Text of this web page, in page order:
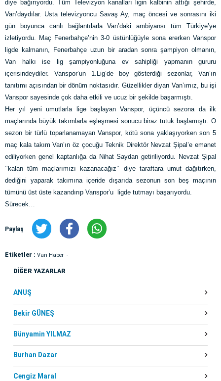
diye bağırıyordu. Tüm Televizyon kanalları ligin kalbinin attığı şehirde,
Van’daydılar. Usta televizyoncu Savaş Ay, maç öncesi ve sonrasını iki
gün boyunca canlı bağlantılarla Van’daki ambiyansı tüm Türkiye’ye
izletiyordu. Maç Fenerbahçe’nin 3-0 üstünlüğüyle sona ererken Vanspor
ligde kalmanın, Fenerbahçe uzun bir aradan sonra şampiyon olmanın,
Van halkı ise lig şampiyonluğuna ev sahipliği yapmanın gururu
içerisindeydiler. Vanspor’un 1.Lig’de boy gösterdiği sezonlar, Van’ın
tanıtımı açısından bir dönüm noktasıdır. Güzellikler diyarı Van’ımız, bu işi
Vanspor sayesinde çok daha etkili ve ucuz bir şekilde başarmıştı.
Her yıl yeni umutlarla lige başlayan Vanspor, üçüncü sezona da ilk
maçlarında büyük takımlarla eşleşmesi sonucu biraz tutuk başlamıştı. O
sezon bir türlü toparlanamayan Vanspor, kötü sona yaklaşıyorken son 5
maç kala takım Van’ın öz çocuğu Teknik Direktör Nevzat Şipal’e emanet
ediliyorken genel kaptanlığa da Nihat Saydan getiriliyordu. Nevzat Şipal
‘‘kalan tüm maçlarımızı kazanacağız’’ diye taraftara umut dağıtırken,
dediğini yaparak takımına içeride dışarıda sezonun son beş maçının
tümünü üst üste kazandırıp Vanspor’u ligde tutmayı başarıyordu.
Sürecek…
Paylaş
Etiketler : Van Haber
DİĞER YAZARLAR
ANUŞ
Bekir GÜNEŞ
Bünyamin YILMAZ
Burhan Dazar
Cengiz Maral